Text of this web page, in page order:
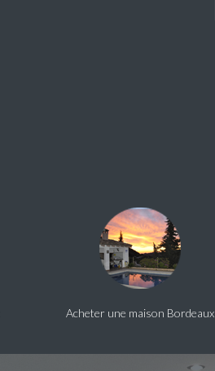
Acheter une maison Bordeaux